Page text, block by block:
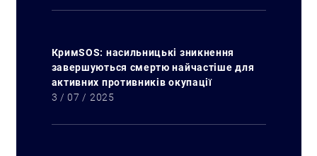
КримSOS: насильницькі зникнення
завершуються смертю найчастіше для
активних противників окупації
3 / 07 / 2025